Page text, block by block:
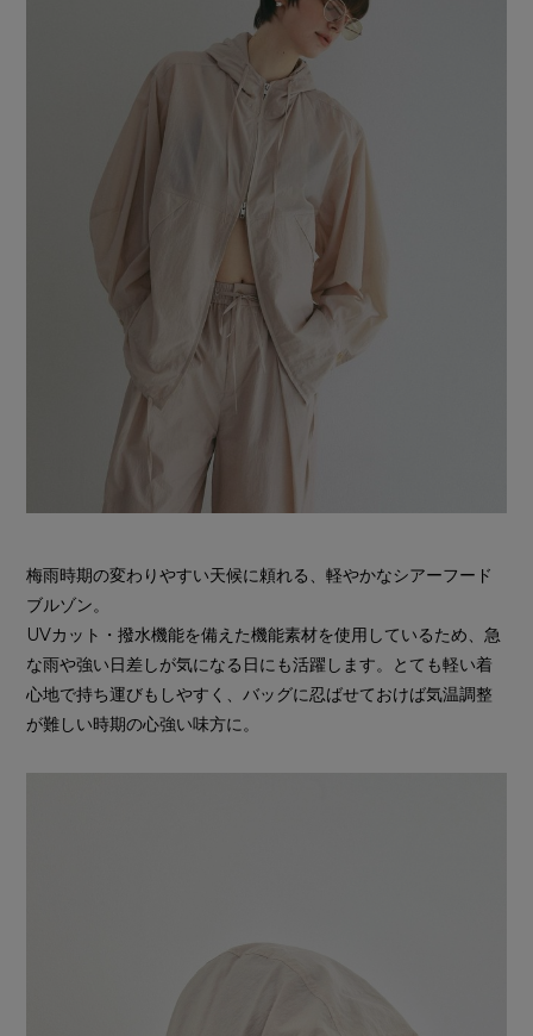
梅雨時期の変わりやすい天候に頼れる、軽やかなシアーフード
ブルゾン。
UVカット・撥水機能を備えた機能素材を使用しているため、急
な雨や強い日差しが気になる日にも活躍します。とても軽い着
心地で持ち運びもしやすく、バッグに忍ばせておけば気温調整
が難しい時期の心強い味方に。